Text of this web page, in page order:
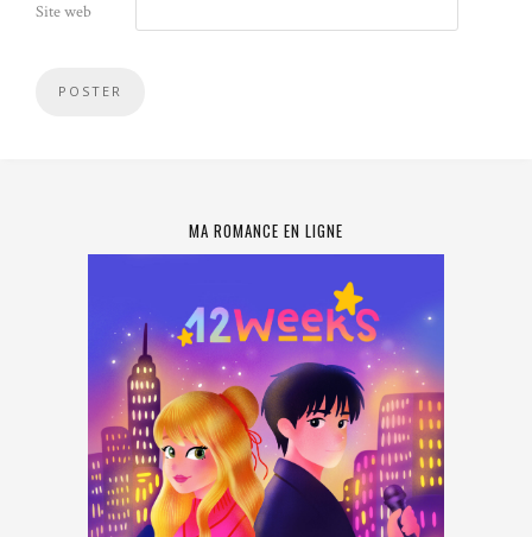
Site web
MA ROMANCE EN LIGNE